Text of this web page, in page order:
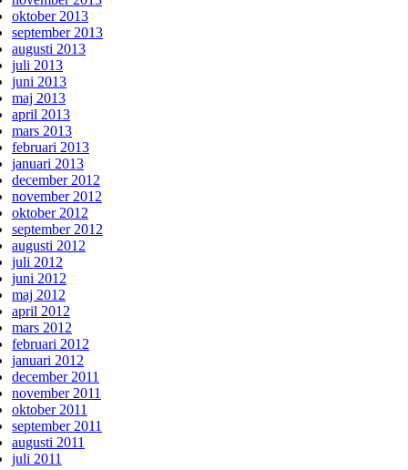
oktober 2013
september 2013
augusti 2013
juli 2013
juni 2013
maj 2013
april 2013
mars 2013
februari 2013
januari 2013
december 2012
november 2012
oktober 2012
september 2012
augusti 2012
juli 2012
juni 2012
maj 2012
april 2012
mars 2012
februari 2012
januari 2012
december 2011
november 2011
oktober 2011
september 2011
augusti 2011
juli 2011